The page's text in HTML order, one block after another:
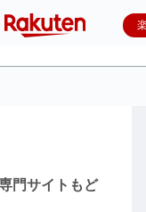
門サイトもど